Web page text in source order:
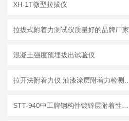
XH-1T微型拉拔仪
拉拔式附着力测试仪质量好的品牌厂家
混凝土强度预埋拔出试验仪